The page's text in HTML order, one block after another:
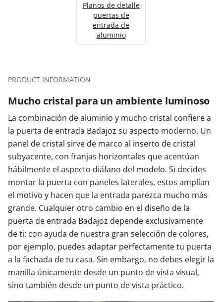
Planos de detalle
puertas de
entrada de
aluminio
PRODUCT INFORMATION
Mucho cristal para un ambiente luminoso
La combinación de aluminio y mucho cristal confiere a
la puerta de entrada Badajoz su aspecto moderno. Un
panel de cristal sirve de marco al inserto de cristal
subyacente, con franjas horizontales que acentúan
hábilmente el aspecto diáfano del modelo. Si decides
montar la puerta con paneles laterales, estos amplían
el motivo y hacen que la entrada parezca mucho más
grande. Cualquier otro cambio en el diseño de la
puerta de entrada Badajoz depende exclusivamente
de ti: con ayuda de nuestra gran selección de colores,
por ejemplo, puedes adaptar perfectamente tu puerta
a la fachada de tu casa. Sin embargo, no debes elegir la
manilla únicamente desde un punto de vista visual,
sino también desde un punto de vista práctico.